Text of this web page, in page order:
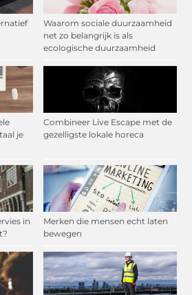
Waarom sociale duurzaamheid
net zo belangrijk is als
ecologische duurzaamheid
je
Combineer Live Escape met de
gezelligste lokale horeca
in
Merken die mensen echt laten
bewegen